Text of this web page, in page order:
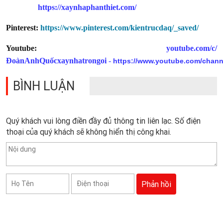
https://xaynhaphanthiet.com/
Pinterest: https://www.pinterest.com/kientrucdaq/_saved/
Youtube: youtube.com/c/
ĐoànAnhQuốcxaynhatrongoi - https://www.youtube.com/
BÌNH LUẬN
Quý khách vui lòng điền đầy đủ thông tin liên lạc. Số điện
thoại của quý khách sẽ không hiển thị công khai.